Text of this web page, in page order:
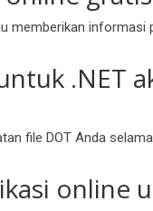
memberikan informasi
.NET
file DOT Anda
online